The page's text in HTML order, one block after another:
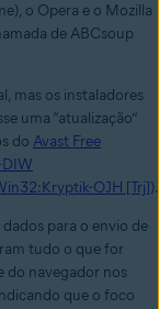
o Opera e o Mozilla
de ABCsoup
mas os instaladores
uma “atualização”
do Avast Free
OJH [Trj]).
para o envio de
tudo o que for
do navegador nos
icando que o foco